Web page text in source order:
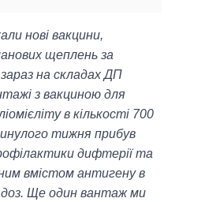
нові вакцини,
щеплень за
на складах ДП
з вакциною для
в кількості 700
тижня прибув
дифтерії та
вмістом антигену в
доз. Ще один вантаж ми